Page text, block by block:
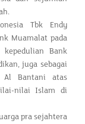
Tbk Endy
Muamalat pada
Bank
juga sebagai
Al Bantani atas
nilai Islam di
pra sejahtera